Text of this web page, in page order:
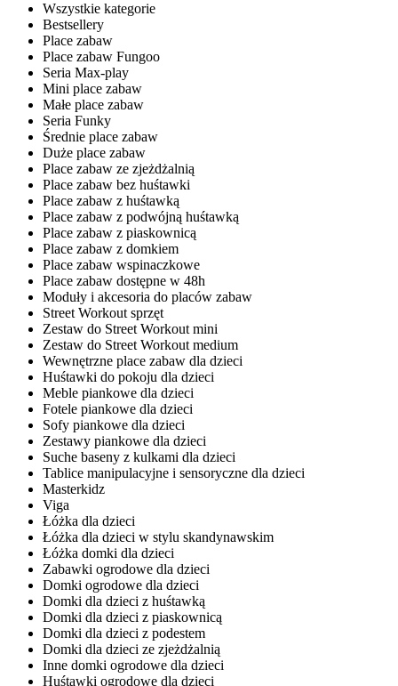
Wszystkie kategorie
Bestsellery
Place zabaw
Place zabaw Fungoo
Seria Max-play
Mini place zabaw
Małe place zabaw
Seria Funky
Średnie place zabaw
Duże place zabaw
Place zabaw ze zjeżdżalnią
Place zabaw bez huśtawki
Place zabaw z huśtawką
Place zabaw z podwójną huśtawką
Place zabaw z piaskownicą
Place zabaw z domkiem
Place zabaw wspinaczkowe
Place zabaw dostępne w 48h
Moduły i akcesoria do placów zabaw
Street Workout sprzęt
Zestaw do Street Workout mini
Zestaw do Street Workout medium
Wewnętrzne place zabaw dla dzieci
Huśtawki do pokoju dla dzieci
Meble piankowe dla dzieci
Fotele piankowe dla dzieci
Sofy piankowe dla dzieci
Zestawy piankowe dla dzieci
Suche baseny z kulkami dla dzieci
Tablice manipulacyjne i sensoryczne dla dzieci
Masterkidz
Viga
Łóżka dla dzieci
Łóżka dla dzieci w stylu skandynawskim
Łóżka domki dla dzieci
Zabawki ogrodowe dla dzieci
Domki ogrodowe dla dzieci
Domki dla dzieci z huśtawką
Domki dla dzieci z piaskownicą
Domki dla dzieci z podestem
Domki dla dzieci ze zjeżdżalnią
Inne domki ogrodowe dla dzieci
Huśtawki ogrodowe dla dzieci